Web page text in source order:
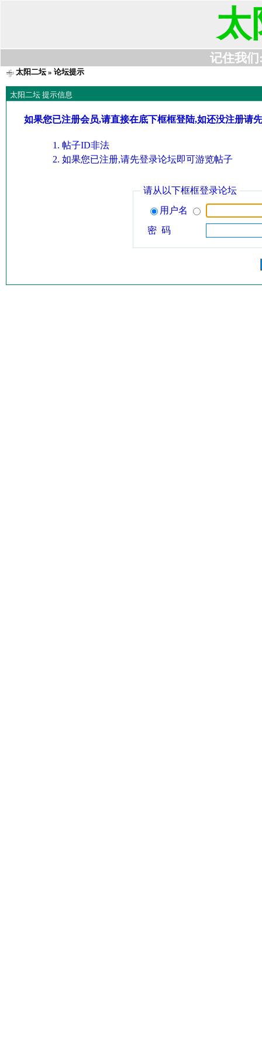
太
记住我们
太阳二坛» 论坛提示
太阳二坛 提示信息
如果您已注册会员,请直接在底下框框登陆,如还没注册请
帖子ID非法
如果您已注册,请先登录论坛即可游览帖子
请从以下框框登录论坛
用户名
密 码